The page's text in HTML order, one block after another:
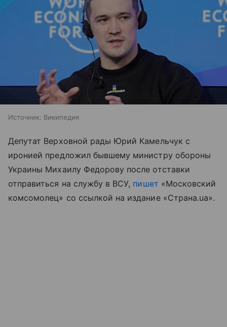
Источник: Википедия
Депутат Верховной рады Юрий Камельчук с
иронией предложил бывшему министру обороны
Украины Михаилу Федорову после отставки
отправиться на службу в ВСУ, пишет «Московский
комсомолец» со ссылкой на издание «Страна.ua».